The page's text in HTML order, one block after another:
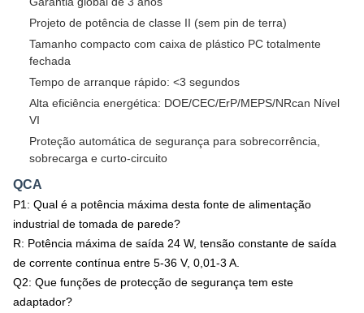
Projeto de potência de classe II (sem pin de terra)
Tamanho compacto com caixa de plástico PC totalmente
fechada
Tempo de arranque rápido: <3 segundos
Alta eficiência energética: DOE/CEC/ErP/MEPS/NRcan Nível
VI
Proteção automática de segurança para sobrecorrência,
sobrecarga e curto-circuito
QCA
P1: Qual é a potência máxima desta fonte de alimentação
industrial de tomada de parede?
R: Potência máxima de saída 24 W, tensão constante de saída
de corrente contínua entre 5-36 V, 0,01-3 A.
Q2: Que funções de protecção de segurança tem este
adaptador?